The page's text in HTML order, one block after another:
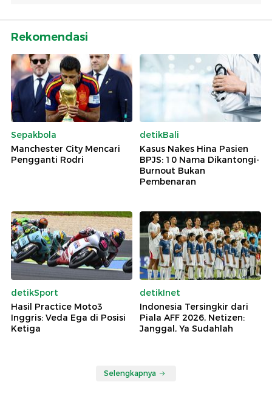
Rekomendasi
Sepakbola
Manchester City Mencari
Pengganti Rodri
detikBali
Kasus Nakes Hina Pasien
BPJS: 10 Nama Dikantongi-
Burnout Bukan
Pembenaran
detikSport
Hasil Practice Moto3
Inggris: Veda Ega di Posisi
Ketiga
detikInet
Indonesia Tersingkir dari
Piala AFF 2026, Netizen:
Janggal, Ya Sudahlah
Selengkapnya